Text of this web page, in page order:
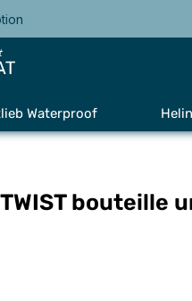
Waterproof
TWIST bouteille